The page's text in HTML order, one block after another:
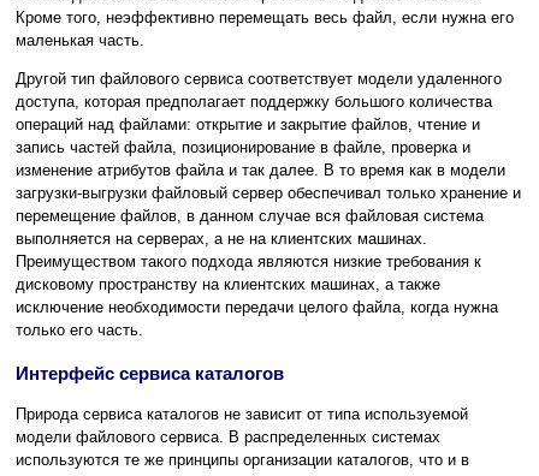
Кроме того, неэффективно перемещать весь файл, если нужна его
маленькая часть.
Другой тип файлового сервиса соответствует модели удаленного
доступа, которая предполагает поддержку большого количества
операций над файлами: открытие и закрытие файлов, чтение и
запись частей файла, позиционирование в файле, проверка и
изменение атрибутов файла и так далее. В то время как в модели
загрузки-выгрузки файловый сервер обеспечивал только хранение и
перемещение файлов, в данном случае вся файловая система
выполняется на серверах, а не на клиентских машинах.
Преимуществом такого подхода являются низкие требования к
дисковому пространству на клиентских машинах, а также
исключение необходимости передачи целого файла, когда нужна
только его часть.
Интерфейс сервиса каталогов
Природа сервиса каталогов не зависит от типа используемой
модели файлового сервиса. В распределенных системах
используются те же принципы организации каталогов, что и в